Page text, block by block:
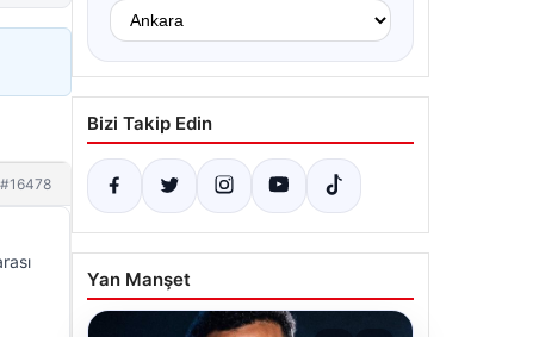
#16478
Bizi Takip Edin
Yan Manşet